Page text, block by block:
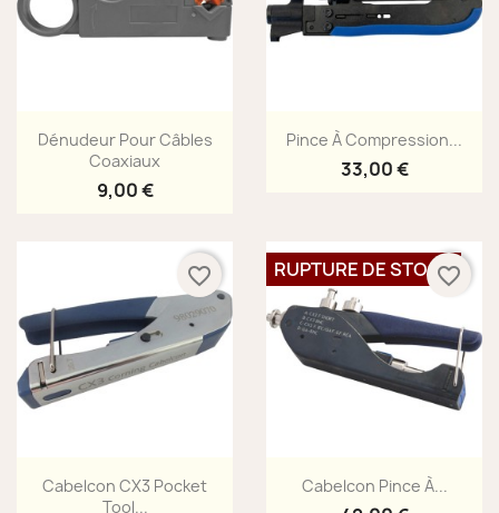
Aperçu rapide
Dénudeur Pour Câbles
Coaxiaux
9,00 €
Aperçu rapide
Pince À Compression...
33,00 €
Aperçu rapide
Cabelcon CX3 Pocket
Tool...
favorite_border
Aperçu rapide
Cabelcon Pince À...
RUPTURE DE STOCK
favorite_border